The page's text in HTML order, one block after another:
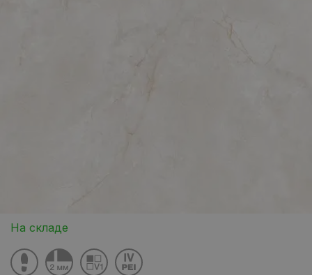
На складе